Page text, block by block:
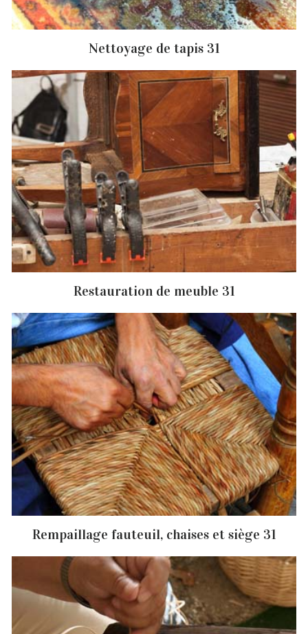
Nettoyage de tapis 31
Restauration de meuble 31
Rempaillage fauteuil, chaises et siège 31